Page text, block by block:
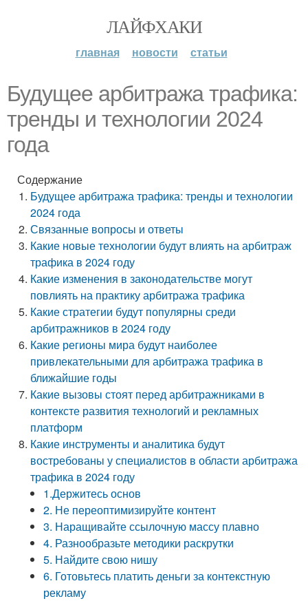
ЛАЙФХАКИ
главная новости статьи
Будущее арбитража трафика:
тренды и технологии 2024
года
Содержание
Будущее арбитража трафика: тренды и технологии
2024 года
Связанные вопросы и ответы
Какие новые технологии будут влиять на арбитраж
трафика в 2024 году
Какие изменения в законодательстве могут
повлиять на практику арбитража трафика
Какие стратегии будут популярны среди
арбитражников в 2024 году
Какие регионы мира будут наиболее
привлекательными для арбитража трафика в
ближайшие годы
Какие вызовы стоят перед арбитражниками в
контексте развития технологий и рекламных
платформ
Какие инструменты и аналитика будут
востребованы у специалистов в области арбитража
трафика в 2024 году
1.Держитесь основ
2. Не переоптимизируйте контент
3. Наращивайте ссылочную массу плавно
4. Разнообразьте методики раскрутки
5. Найдите свою нишу
6. Готовьтесь платить деньги за контекстную
рекламу